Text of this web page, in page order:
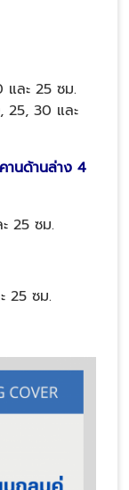
และ 25 ซม.
25, 30 และ
านด้านล่าง 4
25 ซม.
25 ซม.